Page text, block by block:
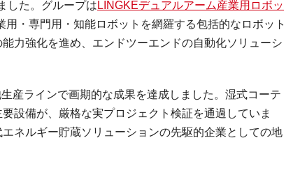
した。グループは LINGKEデュアルアーム産業用ロボッ
用・専門用・知能ロボットを網羅する包括的なロボット
力強化を進め、エンドツーエンドの自動化ソリューシ
産ラインで画期的な成果を達成しました。湿式コーテ
設備が、厳格な実プロジェクト検証を通過していま
ネルギー貯蔵ソリューションの先駆的企業としての地